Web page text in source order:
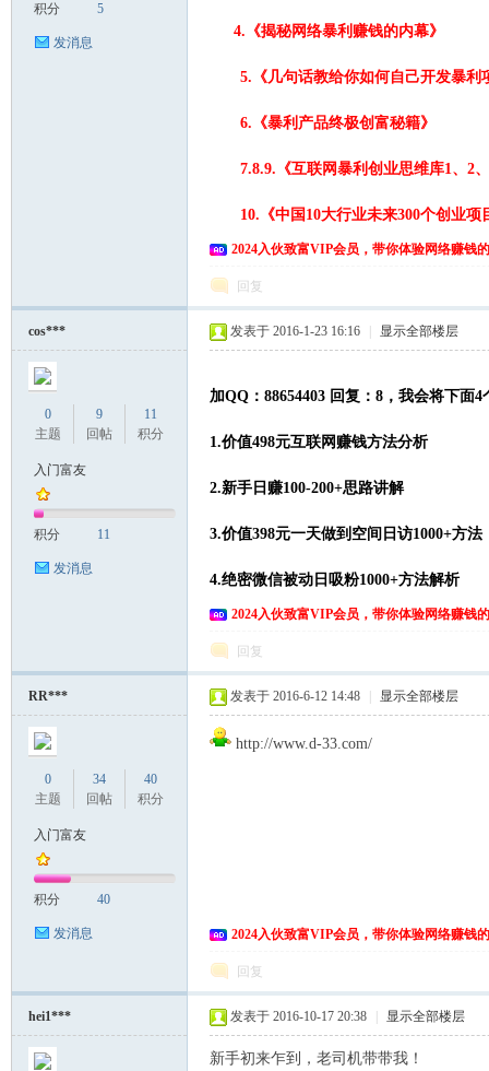
积分 5
发消息
4.《揭秘网络暴利赚钱的内幕》
5.《几句话教给你如何自己开发暴利
6.《暴利产品终极创富秘籍》
7.8.9.《互联网暴利创业思维库1、2
10.《中国10大行业未来300个创业项
2024入伙致富VIP会员，带你体验网络赚钱
回复
cos***
0
主题
9
回帖
11
积分
入门富友
积分 11
发消息
发表于 2016-1-23 16:16 显示全部楼层
加QQ：88654403 回复：8，我会将下面
1.价值498元互联网赚钱方法分析
2.新手日赚100-200+思路讲解
3.价值398元一天做到空间日访1000+方法
4.绝密微信被动日吸粉1000+方法解析
2024入伙致富VIP会员，带你体验网络赚钱
回复
RR***
0
主题
34
回帖
40
积分
入门富友
积分 40
发消息
发表于 2016-6-12 14:48 显示全部楼层
http://www.d-33.com/
2024入伙致富VIP会员，带你体验网络赚钱
回复
hei1*** 发表于 2016-10-17 20:38 显示全部楼层
新手初来乍到，老司机带带我！